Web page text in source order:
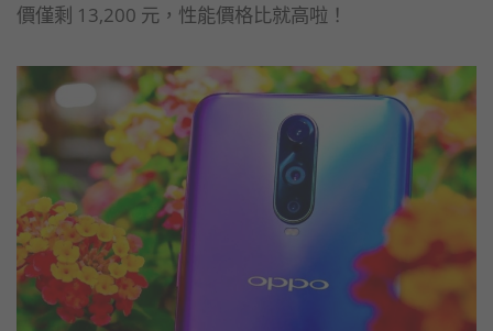
價僅剩 13,200 元，性能價格比就高啦！